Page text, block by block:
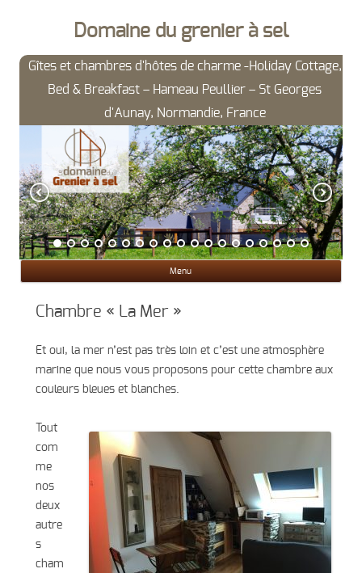
Domaine du grenier à sel
Gîtes et chambres d'hôtes de charme -Holiday Cottage,
Bed & Breakfast – Hameau Peullier – St Georges
d'Aunay, Normandie, France
Menu
Chambre « La Mer »
Et oui, la mer n’est pas très loin et c’est une atmosphère
marine que nous vous proposons pour cette chambre aux
couleurs bleues et blanches.
Tout
com
me
nos
deux
autre
s
cham